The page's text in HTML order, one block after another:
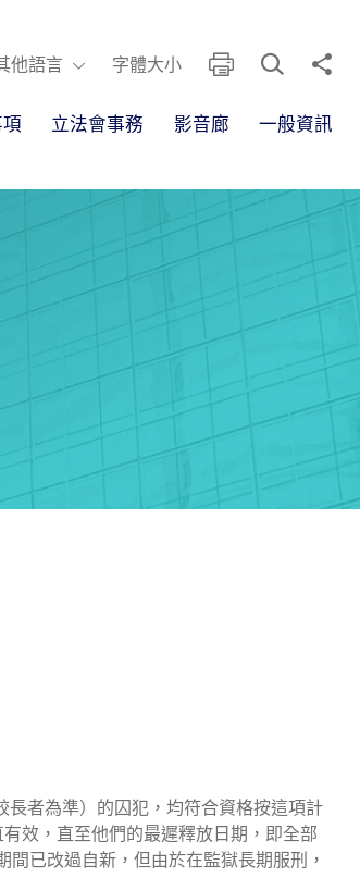
他語言
他語言 字體大小 列印 開啟搜尋框
分享
立法會事務 影音廊 一般資訊
者為準）的囚犯，均符合資格按這項計
效，直至他們的最遲釋放日期，即全部
間已改過自新，但由於在監獄長期服刑，